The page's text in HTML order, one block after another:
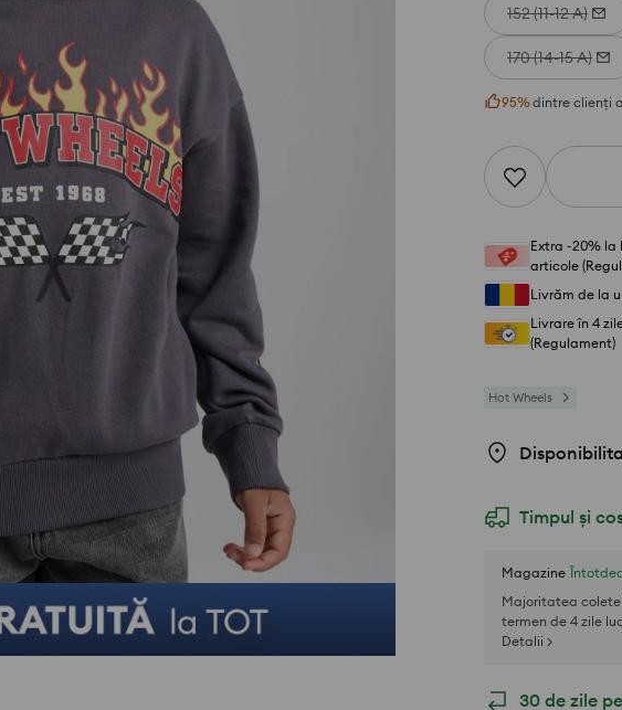
152 (11-12 A)
170 (14-15 A)
95%dintre clienți
Extra -20% la
articole
Livrăm de la
Livrare în 4
(Regulament)
Hot Wheels
Timpul și
Magazine
Majoritatea
termen de 4 zile
Detalii >
30 de zile